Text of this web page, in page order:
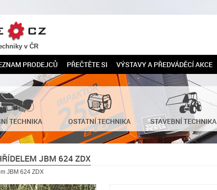
v ČR
PRODEJCŮ PŘEČTĚTE SI VÝSTAVY A PŘEDVÁDĚCÍ AKCE
TECHNIKA OSTATNÍ TECHNIKA STAVEBNÍ TECHNIKA
JBM 624 ZDX
JBM 624 ZDX